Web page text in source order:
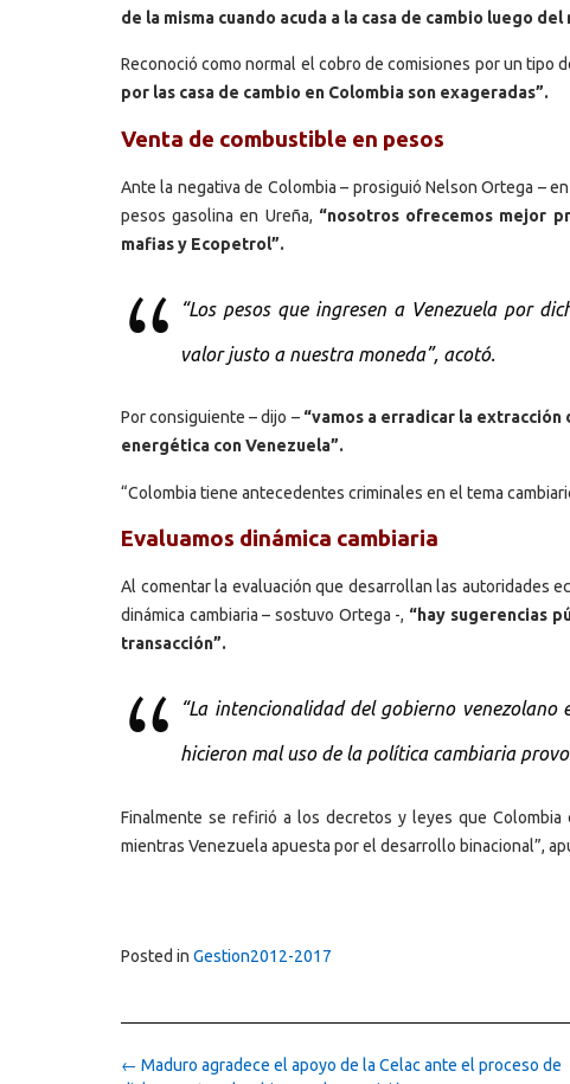
de la misma cuando acuda a la casa de cambio luego
Reconoció como normal el cobro de comisiones por un tipo
por las casa de cambio en Colombia son exageradas”.
Venta de combustible en pesos
Ante la negativa de Colombia – prosiguió Nelson Ortega –
pesos gasolina en Ureña, “nosotros ofrecemos mejor
mafias y Ecopetrol”.
“Los pesos que ingresen a Venezuela por
valor justo a nuestra moneda”, acotó.
Por consiguiente – dijo – “vamos a erradicar la
energética con Venezuela”.
“Colombia tiene antecedentes criminales en el tema
Evaluamos dinámica cambiaria
Al comentar la evaluación que desarrollan las autoridades
dinámica cambiaria – sostuvo Ortega -, “hay sugerencias
transacción”.
“La intencionalidad del gobierno
hicieron mal uso de la política cambiaria
Finalmente se refirió a los decretos y leyes que
mientras Venezuela apuesta por el desarrollo binacional”,
Posted in Gestion2012-2017
Post
← Maduro agradece el apoyo de la Celac ante el proceso de